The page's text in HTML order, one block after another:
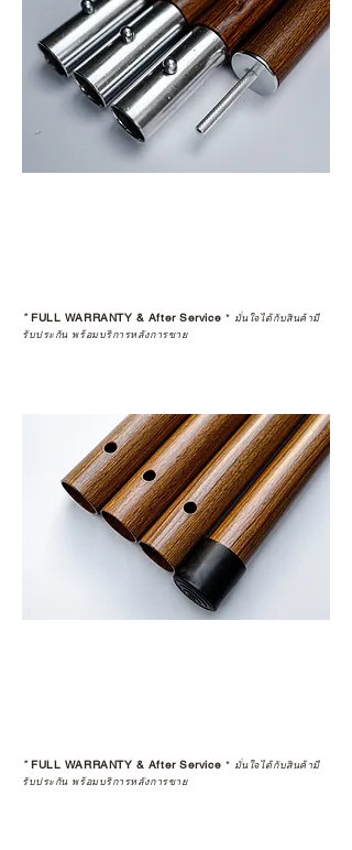
*FULL WARRANTY & After Service * มั่นใจได้กับสินค้ามี
รับประกัน พร้อมบริการหลังการขาย
*FULL WARRANTY & After Service * มั่นใจได้กับสินค้ามี
รับประกัน พร้อมบริการหลังการขาย